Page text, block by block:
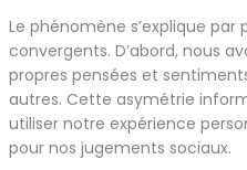
Le phénomène s’explique par
convergents. D’abord, nous
propres pensées et
autres. Cette asymétrie
utiliser notre expérience
pour nos jugements sociaux.